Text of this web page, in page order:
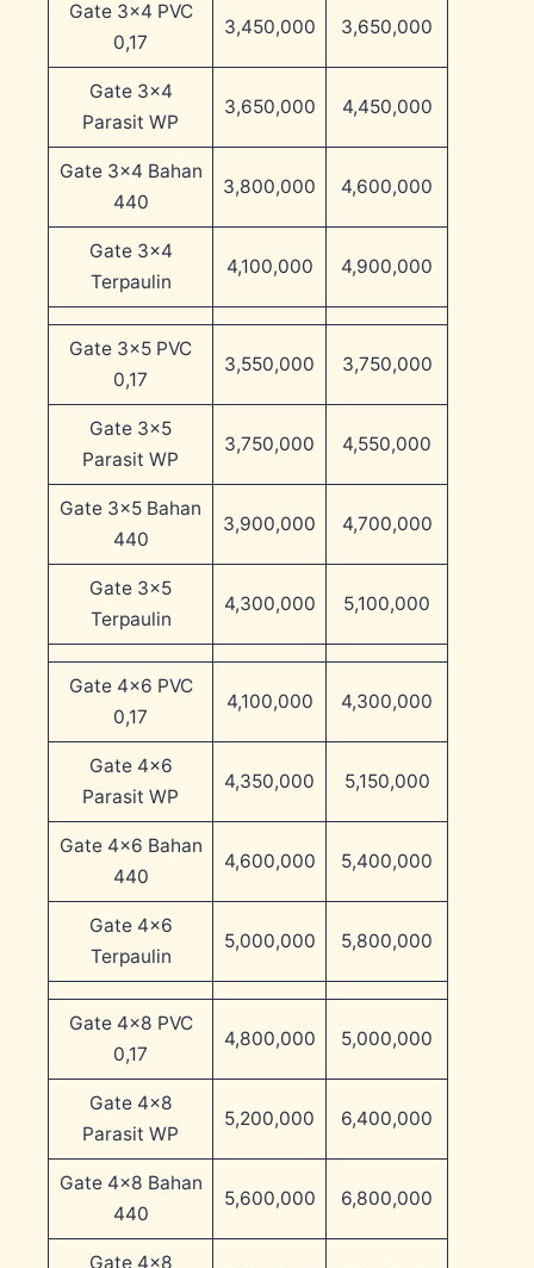
Gate 3×4 PVC
0,17
3,450,000 3,650,000
Gate 3×4
Parasit WP
3,650,000 4,450,000
Gate 3×4 Bahan
440
3,800,000 4,600,000
Gate 3×4
Terpaulin
4,100,000 4,900,000
Gate 3×5 PVC
0,17
3,550,000 3,750,000
Gate 3×5
Parasit WP
3,750,000 4,550,000
Gate 3×5 Bahan
440
3,900,000 4,700,000
Gate 3×5
Terpaulin
4,300,000 5,100,000
Gate 4×6 PVC
0,17
4,100,000 4,300,000
Gate 4×6
Parasit WP
4,350,000 5,150,000
Gate 4×6 Bahan
440
4,600,000 5,400,000
Gate 4×6
Terpaulin
5,000,000 5,800,000
Gate 4×8 PVC
0,17
4,800,000 5,000,000
Gate 4×8
Parasit WP
5,200,000 6,400,000
Gate 4×8 Bahan
440
5,600,000 6,800,000
Gate 4×8